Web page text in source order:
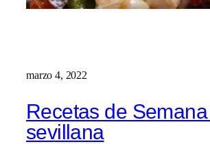
marzo 4, 2022
Recetas de
sevillana